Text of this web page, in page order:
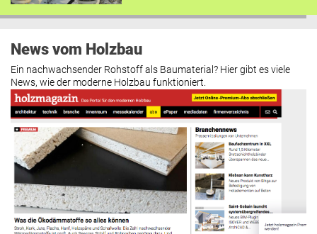
News vom Holzbau
Ein nachwachsender Rohstoff als Baumaterial? Hier gibt es viele
News, wie der moderne Holzbau funktioniert.